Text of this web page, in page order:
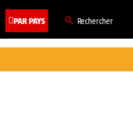
PAR PAYS Rechercher